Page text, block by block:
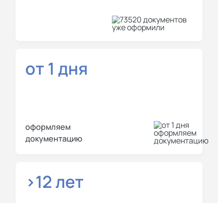
от 1 дня
оформляем
документацию
>12 лет